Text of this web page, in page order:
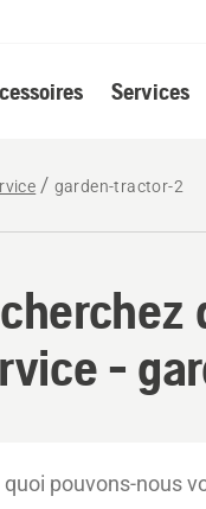
Services
garden-tractor-2
-